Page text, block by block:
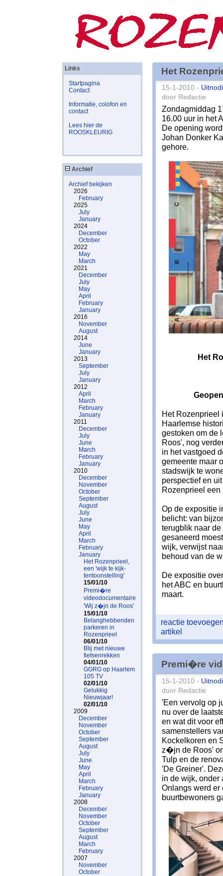
Links
Startpagina
Contact
Informatie, colofon en
contact
Lees hier de
ROOSKLEURIG
Archief
Archief bekijken
2026
February
2025
July
January
2024
December
October
2022
May
March
2021
December
July
May
April
February
January
2016
November
August
2014
June
January
2013
September
July
January
2012
April
March
February
January
2011
December
July
June
March
February
January
2010
December
November
October
September
August
July
June
May
April
March
February
January
Het Rozenprieel,
een 'wijk te kijk-
tentoonstelling'
15/01/10
Premi�re
videodocumentaire
'Wij z�jn de Roos'
15/01/10
Belanghebbenden
parkeren in
Rozenprieel
06/01/10
Blij met nieuwe
fietsenrekken
04/01/10
GGRG op Haarlem
105 TV
02/01/10
Gelukkig
Nieuwjaar!
02/01/10
2009
December
November
October
September
August
July
June
May
April
March
February
January
2008
December
November
October
September
August
March
February
2007
November
October
Het
15-1-2010 -
door Redactie
Zondagmiddag
16.00 uur in het
De opening
Johan Donker
gehore.
Het
Het Rozenprieel
Haarlemse
gestoken om de
Roos', nog
in het vastgoed
gemeente maar
stadswijk te
perspectief en
Rozenprieel een
Op de expositie
belicht: van
terugblik naar
gesaneerd
wijk, verwijst
behoud van de
De expositie
het ABC en
maart.
reactie
artikel
Premi�re
15-1-2010 -
door Redactie
'Een vervolg op
nu over de
en wat dit voor
samenstellers
Kockelkoren en
z�jn de Roos'
Tulp en de
'De Greiner'.
in de wijk, onder
Onlangs werd
buurtbewoners